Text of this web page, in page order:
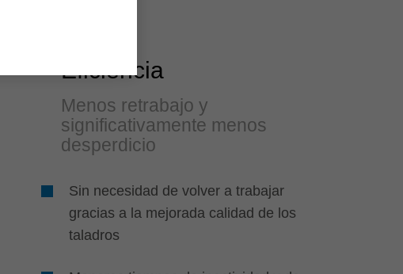
Eficiencia
Menos retrabajo y
significativamente menos
desperdicio
Sin necesidad de volver a trabajar
gracias a la mejorada calidad de los
taladros